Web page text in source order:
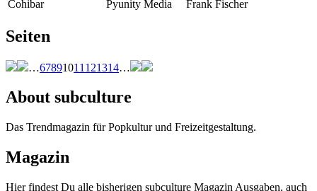
Cohibar
Pyunity Media
Frank Fischer
Seiten
…67891011 121314…
About subculture
Das Trendmagazin für Popkultur und Freizeitgestaltung.
Magazin
Hier findest Du alle bisherigen subculture Magazin Ausgaben, auch